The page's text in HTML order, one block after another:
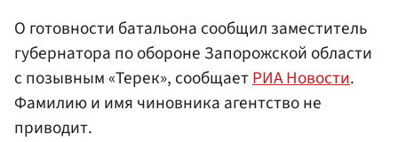
О готовности батальона сообщил заместитель
губернатора по обороне Запорожской области
с позывным «Терек», сообщаетРИА Новости.
Фамилию и имя чиновника агентство не
приводит.